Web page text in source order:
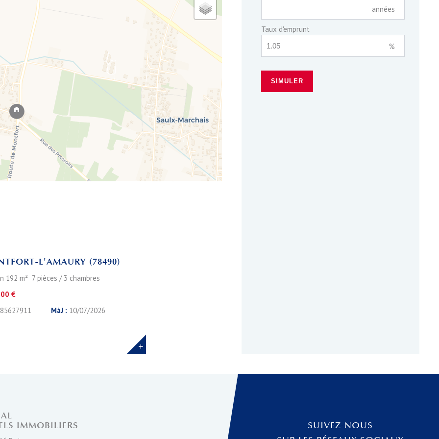
L'AMAURY (78490)
192 m² 7 pièces / 3 chambres
€
MàJ : 10/07/2026
années
Taux d'emprunt
%
SIMULER
IMMOBILIERS
SUIVEZ-NOUS